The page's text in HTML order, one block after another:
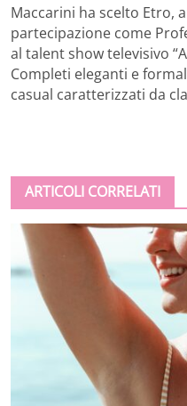
Maccarini ha scelto Etro,
partecipazione come
al talent show televisivo
Completi eleganti e
casual caratterizzati da
ARTICOLI CORRELATI